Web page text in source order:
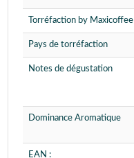
Torréfaction by Maxicoffee
Pays de torréfaction
Notes de dégustation
Dominance Aromatique
EAN :